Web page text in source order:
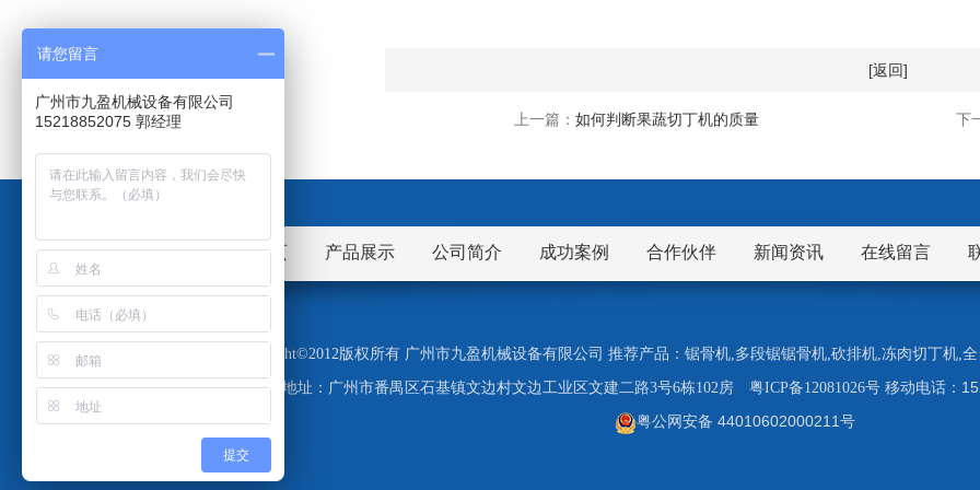
[返回]
上一篇： 如何判断果蔬切丁机的质量 下
网站首页 产品展示 公司简介 成功案例 合作伙伴 新闻资讯 在线留言
Copyright©2012版权所有 广州市九盈机械设备有限公司 推荐产品： 锯骨机,多段锯锯骨机,砍排机,冻肉切丁机,
地址：广州市番禺区石基镇文边村文边工业区文建二路3号6栋102房 粤ICP备12081026号移动电话：
粤公网安备 44010602000211号
请您留言
广州市九盈机械设备有限公司
15218852075 郭经理
提交